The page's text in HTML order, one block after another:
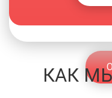
Мировые методы
КАК